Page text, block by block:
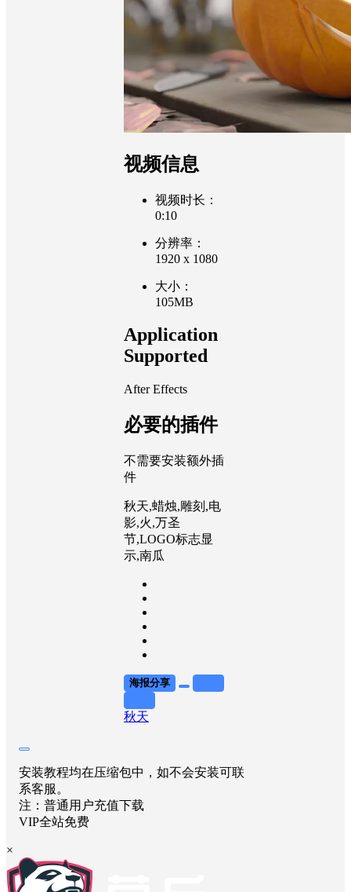
视频信息
视频时长：
0:10
分辨率：
1920 x 1080
大小：
105MB
Application
Supported
After Effects
必要的插件
不需要安装额外插
件
秋天,蜡烛,雕刻,电
影,火,万圣
节,LOGO标志显
示,南瓜
海报分享
秋天
安装教程均在压缩包中，如不会安装可联
系客服。
注：普通用户充值下载
VIP全站免费
×